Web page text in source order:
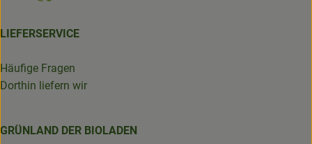
LIEFERSERVICE
Häufige Fragen
Dorthin liefern wir
GRÜNLAND DER BIOLADEN